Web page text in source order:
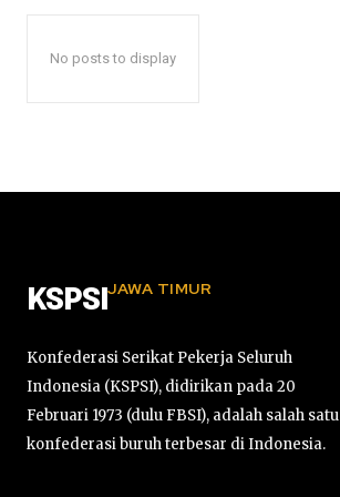
No posts to display
KSPSI JAWA TIMUR
Konfederasi Serikat Pekerja Seluruh
Indonesia (KSPSI), didirikan pada 20
Februari 1973 (dulu FBSI), adalah salah satu
konfederasi buruh terbesar di Indonesia.